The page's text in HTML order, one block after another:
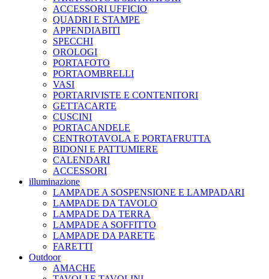
ACCESSORI UFFICIO
QUADRI E STAMPE
APPENDIABITI
SPECCHI
OROLOGI
PORTAFOTO
PORTAOMBRELLI
VASI
PORTARIVISTE E CONTENITORI
GETTACARTE
CUSCINI
PORTACANDELE
CENTROTAVOLA E PORTAFRUTTA
BIDONI E PATTUMIERE
CALENDARI
ACCESSORI
illuminazione
LAMPADE A SOSPENSIONE E LAMPADARI
LAMPADE DA TAVOLO
LAMPADE DA TERRA
LAMPADE A SOFFITTO
LAMPADE DA PARETE
FARETTI
Outdoor
AMACHE